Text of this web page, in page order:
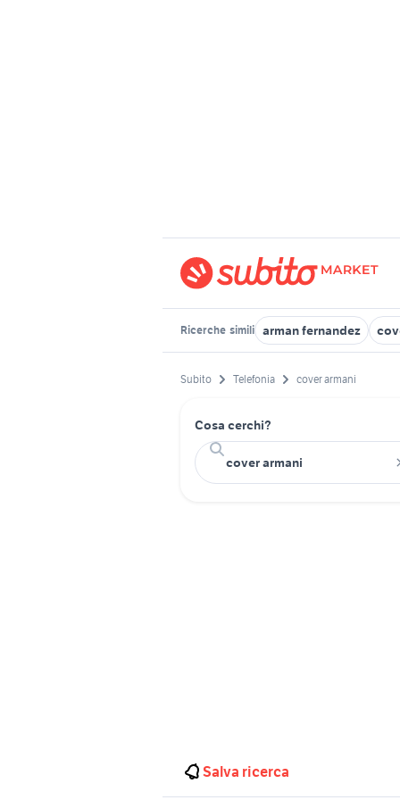
Ricerche simili arman fernandez
Subito Telefonia cover armani
Cosa cerchi?
Salva ricerca